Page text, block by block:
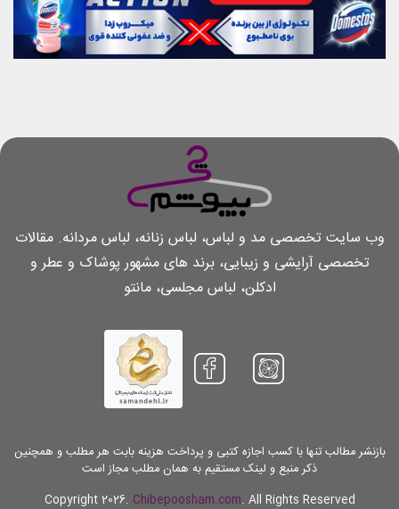
وب سایت تخصصی مد و لباس، لباس زنانه، لباس مردانه. مقالات
تخصصی آرایشی و زیبایی، برند های مشهور پوشاک و عطر و
ادکلن، لباس مجلسی، مانتو
بازنشر مطالب تنها با کسب اجازه کتبی و پرداخت هزینه بابت هر مطلب و همچنین
ذکر منبع و لینک مستقیم به همان مطلب مجاز است
Copyright 2026. Chibepoosham.com. All Rights Reserved